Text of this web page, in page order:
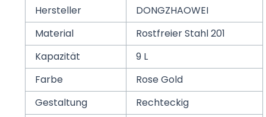
Hersteller
DONGZHAOWEI
Material
Rostfreier Stahl 201
Kapazität
9 L
Farbe
Rose Gold
Gestaltung
Rechteckig